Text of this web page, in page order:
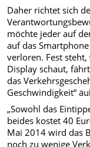
Daher richtet sich
möchte jeder auf
auf das
verloren. Fest
Display schaut,
das
Geschwindigkeit“
„Sowohl das
beides kostet 40
Mai 2014 wird das
noch zu wenige